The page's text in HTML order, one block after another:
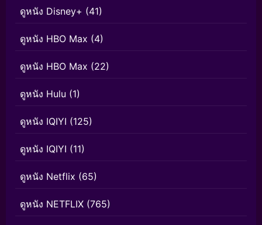
ดูหนัง Disney+ (41)
ดูหนัง HBO Max (4)
ดูหนัง HBO Max (22)
ดูหนัง Hulu (1)
ดูหนัง IQIYI (125)
ดูหนัง IQIYI (11)
ดูหนัง Netflix (65)
ดูหนัง NETFLIX (765)